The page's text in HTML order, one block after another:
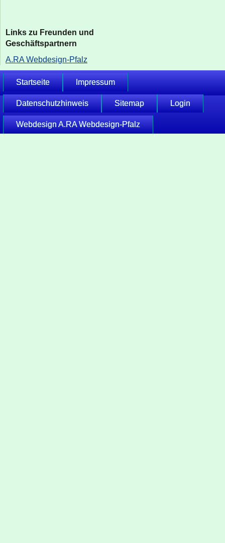
Links zu Freunden und
Geschäftspartnern
A.RA Webdesign-Pfalz
Startseite Impressum
Datenschutzhinweis Sitemap Login
Webdesign A.RA Webdesign-Pfalz